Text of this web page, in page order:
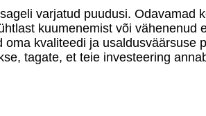
varjatud puudusi.
kuumenemist või
kvaliteedi ja
tagate, et teie investeering